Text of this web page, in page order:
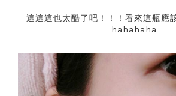
這這這也太酷了吧！！！看來這瓶應
hahahaha